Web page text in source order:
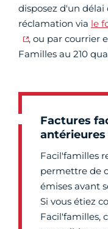
disposez d'un
réclamation via le
, ou par courrier
Familles au 210
Factures
Facil'familles
permettre de
émises avant
Si vous étiez
Facil'familles,